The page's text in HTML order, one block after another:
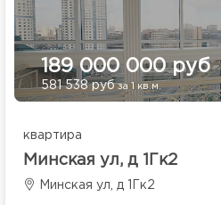
189 000 000 руб
581 538 рубза 1 кв.м.
квартира
Минская ул, д 1Гк2
Минская ул, д 1Гк2